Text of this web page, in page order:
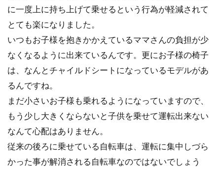
び方について
強いかもしれませんが、実は今、女性のロード
バイク乗りが増え...
クロスバイクのブレーキの音なり問
題
こんにちは、じてんしゃライターふくだです。
キーキー鳴く...
に一度上に持ち上げて乗せるという行為が軽減されて
とても楽になりました。
いつもお子様を抱きかかえているママさんの負担が少
なくなるように出来ているんです。更にお子様の椅子
は、なんとチャイルドシートになっているモデルがあ
るんですね。
まだ小さいお子様も乗れるようになっていますので、
もう少し大きくならないと子供を乗せて運転出来ない
なんて心配はありません。
従来の後ろに乗せている自転車は、運転に集中しづら
かった事が解消される自転車なのではないでしょう